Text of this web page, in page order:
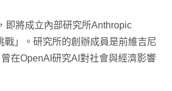
即將成立內部研究所Anthropic
戰」。研究所的創辦成員是前維吉尼
在OpenAI研究AI對社會與經濟影響